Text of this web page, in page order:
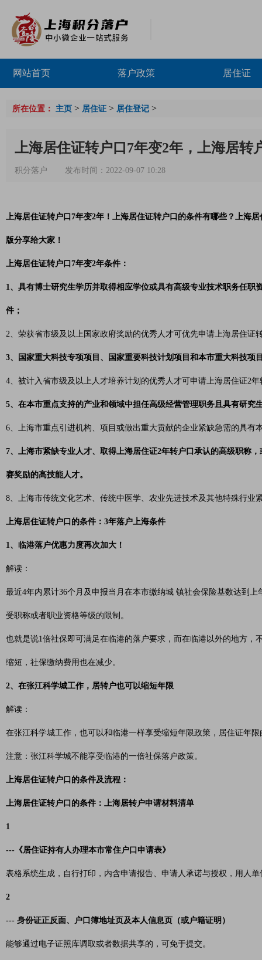
网站首页 落户政策 居住证
所在位置： 主页 > 居住证 > 居住登记 >
上海居住证转户口7年变2年，上海居转
积分落户 发布时间：2022-09-07 10:28
上海居住证转户口7年变2年！上海居住证转户口的条件有哪些？上海
版分享给大家！
上海居住证转户口7年变2年条件：
1、具有博士研究生学历并取得相应学位或具有高级专业技术职务任
件；
2、荣获省市级及以上国家政府奖励的优秀人才可优先申请上海居住证
3、国家重大科技专项项目、国家重要科技计划项目和本市重大科技项
4、被计入省市级及以上人才培养计划的优秀人才可申请上海居住证2年
5、在本市重点支持的产业和领域中担任高级经营管理职务且具有研究
6、上海市重点引进机构、项目或做出重大贡献的企业紧缺急需的具
7、上海市紧缺专业人才、取得上海居住证2年转户口承认的高级职称
赛奖励的高技能人才。
8、上海市传统文化艺术、传统中医学、农业先进技术及其他特殊行业
上海居住证转户口的条件：3年落户上海条件
1、临港落户优惠力度再次加大！
解读：
最近4年内累计36个月及申报当月在本市缴纳城 镇社会保险基数达到
受职称或者职业资格等级的限制。
也就是说1倍社保即可满足在临港的落户要求，而在临港以外的地方
缩短，社保缴纳费用也在减少。
2、在张江科学城工作，居转户也可以缩短年限
解读：
在张江科学城工作，也可以和临港一样享受缩短年限政策，居住证年
注意：张江科学城不能享受临港的一倍社保落户政策。
上海居住证转户口的条件及流程：
上海居住证转户口的条件：上海居转户申请材料清单
1
---《居住证持有人办理本市常住户口申请表》
表格系统生成，自行打印，内含申请报告、申请人承诺与授权，用人
2
--- 身份证正反面、户口簿地址页及本人信息页（或户籍证明）
能够通过电子证照库调取或者数据共享的，可免于提交。